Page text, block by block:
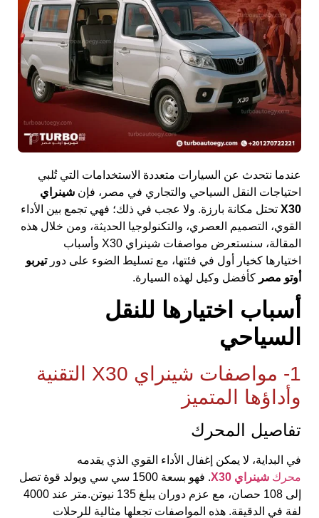
عندما نتحدث عن السيارات متعددة الاستخدامات التي تُلبي
احتياجات النقل السياحي والتجاري في مصر، فإن شينراي
X30 تحتل مكانة بارزة. ولا عجب في ذلك؛ فهي تجمع بين الأداء
القوي، التصميم العصري، والتكنولوجيا الحديثة، ومن خلال هذه
المقالة، سنستعرض مواصفات شينراي X30 وأسباب
اختيارها كخيار أول في فئتها، مع تسليط الضوء على دورتيربو
أوتو مصر كأفضل وكيل لهذه السيارة.
أسباب اختيارها للنقل
السياحي
1- مواصفات شينراي X30 التقنية
وأداؤها المتميز
تفاصيل المحرك
في البداية، لا يمكن إغفال الأداء القوي الذي يقدمه
محرك شينراي X30
. فهو بسعة 1500 سي سي ويولد قوة تصل
إلى 108 حصان، مع عزم دوران يبلغ 135 نيوتن.متر عند 4000
لفة في الدقيقة. هذه المواصفات تجعلها مثالية للرحلات